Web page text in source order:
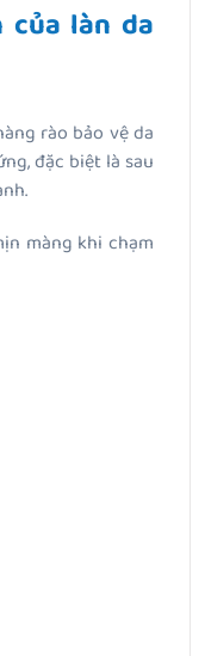
của làn da
rào bảo vệ da
đặc biệt là sau
màng khi chạm